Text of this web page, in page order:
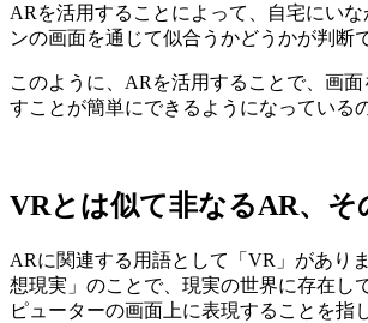
ARを活用することによって、自宅にい
ンの画面を通じて似合うかどうかが判断
このように、ARを活用することで、画
すことが簡単にできるようになっている
VRとは似て非なるAR、そ
ARに関連する用語として「VR」があり
想現実」のことで、現実の世界に存在し
ピューターの画面上に表現することを指